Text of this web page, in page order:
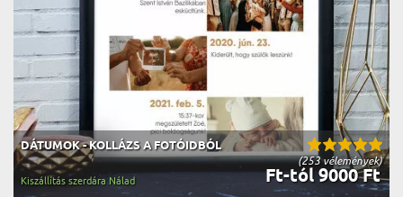
(253 vélemények)
DÁTUMOK - KOLLÁZS A FOTÓIDBÓL
Ft-tól 9000 Ft
Kiszállítás szerdára Nálad